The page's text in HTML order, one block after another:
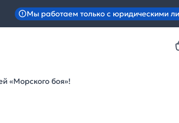
Мы работаем только с юридическими
«Морского боя»!